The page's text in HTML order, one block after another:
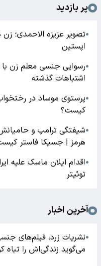
پر بازدید
●تصویر عزیزه الاحمدی؛
اپستین
●
اشتباهات گذشته
●پرستوی موساد در
کیست؟
●شیفتگی ترامپ و
هرمز | جسیکا فاستر
●اقدام ایلان ماسک علیه
توئیتر
آخرین اخبار
●نشریات زرد، فیلم‌های
می‌گوید زندگی‌اش را تباه